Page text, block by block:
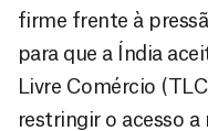
firme frente à
para que a Índia
Livre Comércio
restringir o acesso